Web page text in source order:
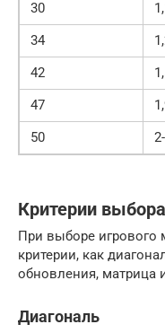
30
34
42
47
50
Критерии выбора
При выборе игрового
критерии, как
обновления, матрица
Диагональ